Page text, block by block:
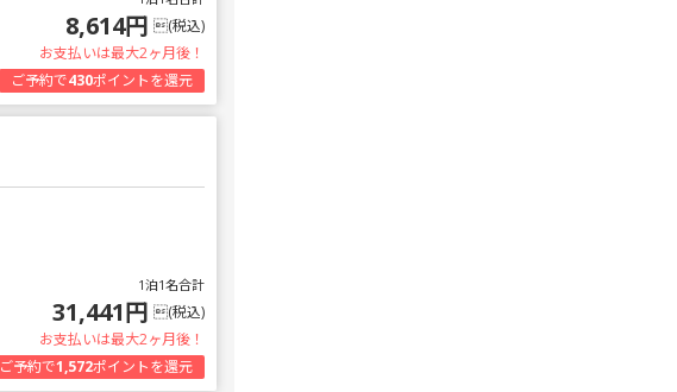
8,614円 (税込)
お支払いは最大2ヶ月後！
ご予約で430ポイントを還元
1泊1名合計
31,441円 (税込)
お支払いは最大2ヶ月後！
ご予約で1,572ポイントを還元